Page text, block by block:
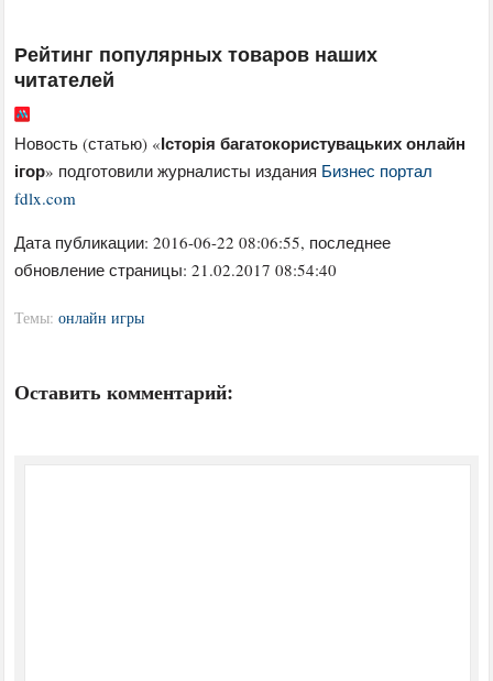
Рейтинг популярных товаров наших
читателей
Новость (статью) «Історія багатокористувацьких онлайн
ігор» подготовили журналисты издания Бизнес портал
fdlx.com
Дата публикации:2016-06-22 08:06:55, последнее
обновление страницы: 21.02.2017 08:54:40
Темы:онлайн игры
Оставить комментарий: